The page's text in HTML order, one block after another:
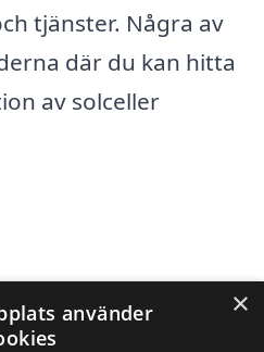
tjänster. Några av
där du kan hitta
av solceller
×
använder